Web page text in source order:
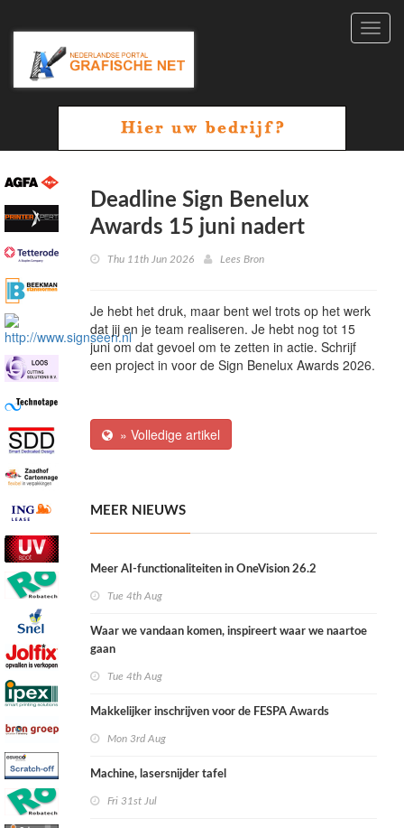
Deadline Sign Benelux
Awards 15 juni nadert
Thu 11th Jun 2026 Lees Bron
Je hebt het druk, maar bent wel trots op het werk
dat jij en je team realiseren. Je hebt nog tot 15
juni om dat gevoel om te zetten in actie. Schrijf
een project in voor de Sign Benelux Awards 2026.
» Volledige artikel
MEER NIEUWS
Meer AI-functionaliteiten in OneVision 26.2
Tue 4th Aug
Waar we vandaan komen, inspireert waar we naartoe
gaan
Tue 4th Aug
Makkelijker inschrijven voor de FESPA Awards
Mon 3rd Aug
Machine, lasersnijder tafel
Fri 31st Jul